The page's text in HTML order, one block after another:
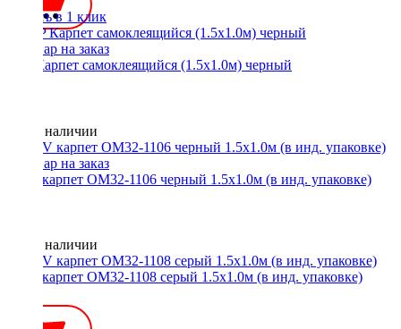
Купить в 1 клик
STP Карпет самоклеящийся (1.5х1.0м) черный
Нет в наличии
ACV карпет OM32-1106 черный 1.5х1.0м (в инд. упаковке)
Нет в наличии
ACV карпет OM32-1108 серый 1.5х1.0м (в инд. упаковке)